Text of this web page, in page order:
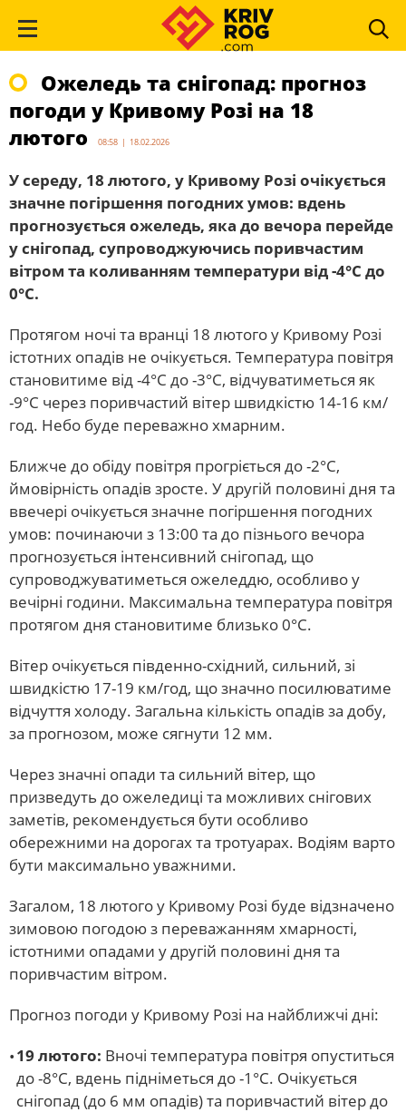
Ожеледь та снігопад: прогноз
погоди у Кривому Розі на 18
лютого
08:58 | 18.02.2026
У середу, 18 лютого, у Кривому Розі очікується
значне погіршення погодних умов: вдень
прогнозується ожеледь, яка до вечора перейде
у снігопад, супроводжуючись поривчастим
вітром та коливанням температури від -4°С до
0°С.
Протягом ночі та вранці 18 лютого у Кривому Розі
істотних опадів не очікується. Температура повітря
становитиме від -4°С до -3°С, відчуватиметься як
-9°С через поривчастий вітер швидкістю 14-16 км/
год. Небо буде переважно хмарним.
Ближче до обіду повітря прогріється до -2°С,
ймовірність опадів зросте. У другій половині дня та
ввечері очікується значне погіршення погодних
умов: починаючи з 13:00 та до пізнього вечора
прогнозується інтенсивний снігопад, що
супроводжуватиметься ожеледдю, особливо у
вечірні години. Максимальна температура повітря
протягом дня становитиме близько 0°С.
Вітер очікується південно-східний, сильний, зі
швидкістю 17-19 км/год, що значно посилюватиме
відчуття холоду. Загальна кількість опадів за добу,
за прогнозом, може сягнути 12 мм.
Через значні опади та сильний вітер, що
призведуть до ожеледиці та можливих снігових
заметів, рекомендується бути особливо
обережними на дорогах та тротуарах. Водіям варто
бути максимально уважними.
Загалом, 18 лютого у Кривому Розі буде відзначено
зимовою погодою з переважанням хмарності,
істотними опадами у другій половині дня та
поривчастим вітром.
Прогноз погоди у Кривому Розі на найближчі дні:
19 лютого: Вночі температура повітря опуститься
до -8°С, вдень підніметься до -1°С. Очікується
снігопад (до 6 мм опадів) та поривчастий вітер до